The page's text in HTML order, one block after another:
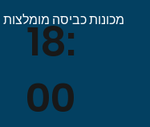
מכונות כביסה מומלצות
18:
00